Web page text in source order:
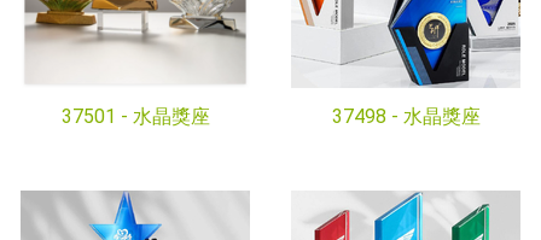
37501 - 水晶獎座 37498 - 水晶獎座